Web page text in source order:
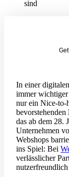
In einer
immer
nur ein Nice-to-
bevorstehenden
das ab dem 28.
Unternehmen
Webshops
ins Spiel: Bei
verlässlicher